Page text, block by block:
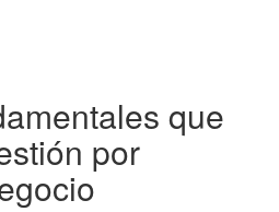
que
por